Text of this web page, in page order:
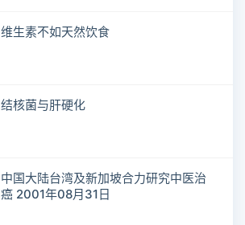
维生素不如天然饮食
结核菌与肝硬化
中国大陆台湾及新加坡合力研究中医治
癌 2001年08月31日